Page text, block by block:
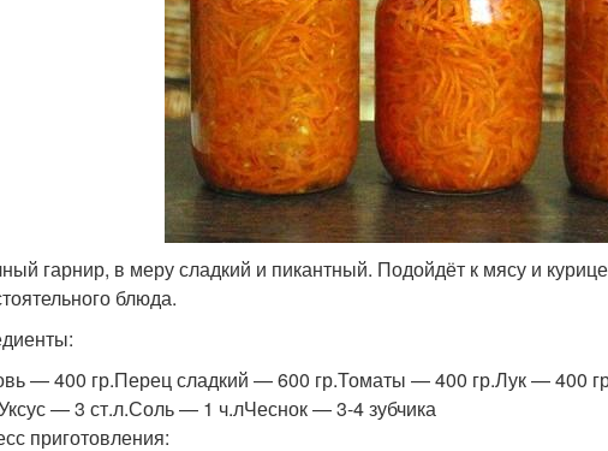
гарнир, в меру сладкий и пикантный. Подойдёт к мясу и
блюда.
— 400 гр.Перец сладкий — 600 гр.Томаты — 400 гр.Лук — 400
— 3 ст.л.Соль — 1 ч.лЧеснок — 3-4 зубчика
приготовления: